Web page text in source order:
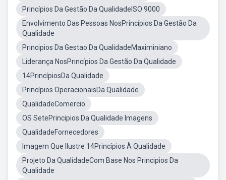
Princípios Da Gestão Da QualidadeISO 9000
Envolvimento Das Pessoas NosPrincípios Da Gestão Da
Qualidade
Principios Da Gestao Da QualidadeMaximiniano
Liderança NosPrincípios Da Gestão Da Qualidade
14PrincípiosDa Qualidade
Princípios OperacionaisDa Qualidade
QualidadeComercio
OS SetePrincipios Da Qualidade Imagens
QualidadeFornecedores
Imagem Que Ilustre 14Princípios À Qualidade
Projeto Da QualidadeCom Base Nos Principios Da
Qualidade